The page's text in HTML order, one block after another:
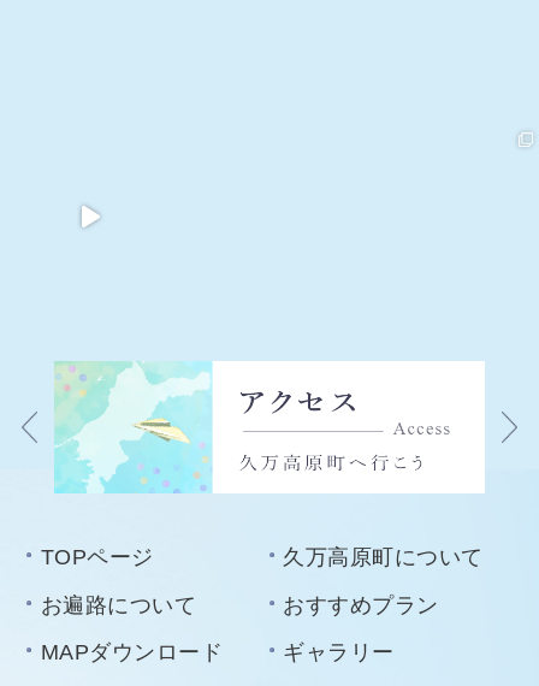
TOPページ
久万高原町について
お遍路について
おすすめプラン
MAPダウンロード
ギャラリー